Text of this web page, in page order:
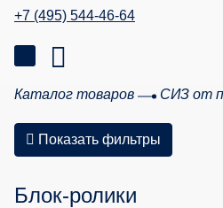
+7 (495) 544-46-64
Каталог товаров СИЗ от
Показать фильтры
Блок-ролики